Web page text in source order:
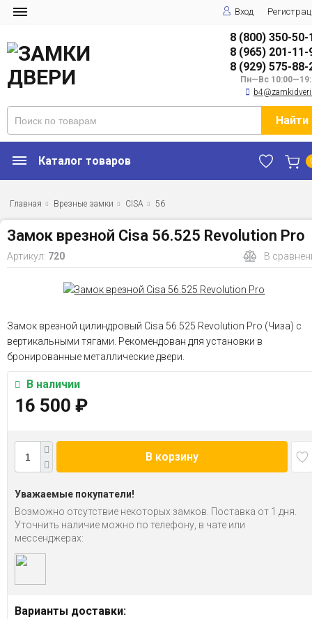
Вход
8 (800) 350-50-
8 (965) 201-11-
8 (929) 575-88-
Пн—Вс
Найти
Каталог товаров
Главная Врезные замки CISA 56
Замок врезной Cisa 56.525 Revolution Pro
Артикул: 720 В
Замок врезной цилиндровый Cisa 56.525 Revolution Pro (Чиза) с
вертикальными тягами. Рекомендован для установки в
бронированные металлические двери.
В наличии
16 500 ₽
В корзину
Уважаемые покупатели!
Возможно отсутствие некоторых замков. Поставка от 1 дня.
Уточнить наличие можно по телефону, в чате или
мессенджерах:
Варианты доставки: